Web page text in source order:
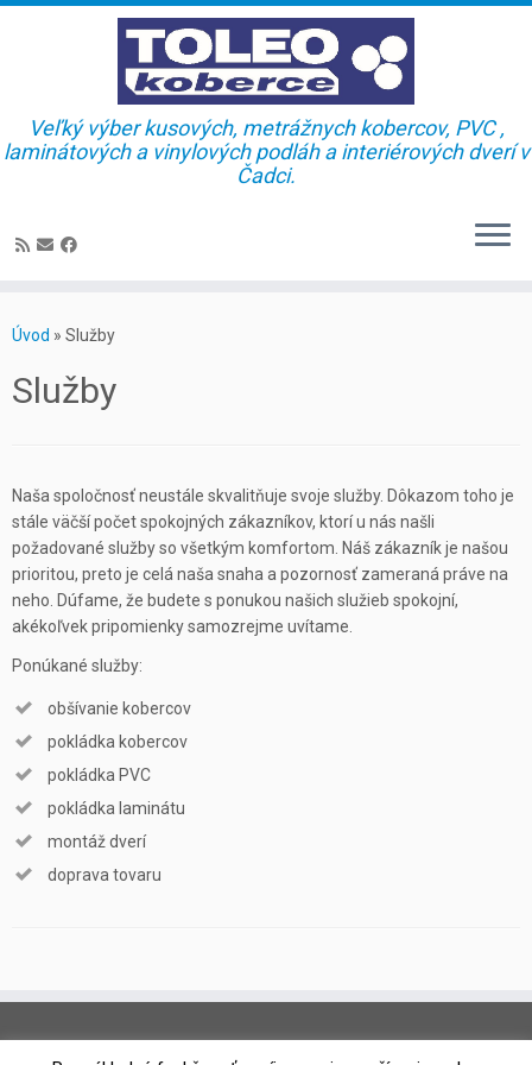
to
Veľký výber kusových, metrážnych kobercov, PVC ,
laminátových a vinylových podláh a interiérových dverí v
Čadci.
Úvod » Služby
Služby
Naša spoločnosť neustále skvalitňuje svoje služby. Dôkazom toho je
stále väčší počet spokojných zákazníkov, ktorí u nás našli
požadované služby so všetkým komfortom. Náš zákazník je našou
prioritou, preto je celá naša snaha a pozornosť zameraná práve na
neho. Dúfame, že budete s ponukou našich služieb spokojní,
akékoľvek pripomienky samozrejme uvítame.
Ponúkané služby:
obšívanie kobercov
pokládka kobercov
pokládka PVC
pokládka laminátu
montáž dverí
doprava tovaru